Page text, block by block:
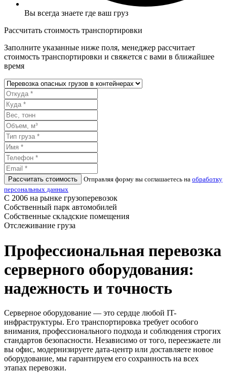
Вы всегда знаете где ваш груз
Рассчитать стоимость транспортировки
Заполните указанные ниже поля, менеджер рассчитает
стоимость транспортировки и свяжется с вами в ближайшее
время
Рассчитать стоимость Отправляя форму вы соглашаетесь на обработку
персональных данных
С 2006 на рынке грузоперевозок
Собственный парк автомобилей
Собственные складские помещения
Отслеживание груза
Профессиональная перевозка
серверного оборудования:
надежность и точность
Серверное оборудование — это сердце любой IT-
инфраструктуры. Его транспортировка требует особого
внимания, профессионального подхода и соблюдения строгих
стандартов безопасности. Независимо от того, переезжаете ли
вы офис, модернизируете дата-центр или доставляете новое
оборудование, мы гарантируем его сохранность на всех
этапах перевозки.